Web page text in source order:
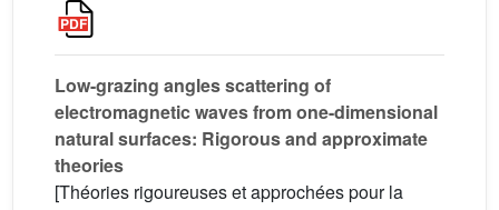
Low-grazing angles scattering of
electromagnetic waves from one-dimensional
natural surfaces: Rigorous and approximate
theories
[Théories rigoureuses et approchées pour la